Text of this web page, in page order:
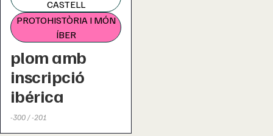
CASTELL
PROTOHISTÒRIA I MÓN
ÍBER
plom amb
inscripció
ibérica
-300 / -201